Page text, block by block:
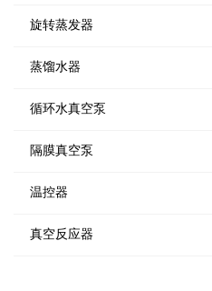
旋转蒸发器
蒸馏水器
循环水真空泵
隔膜真空泵
温控器
真空反应器